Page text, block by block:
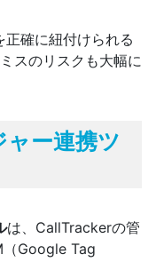
確に紐付けられる
スのリスクも大幅に
ー連携ツ
は、CallTrackerの管
（Google Tag